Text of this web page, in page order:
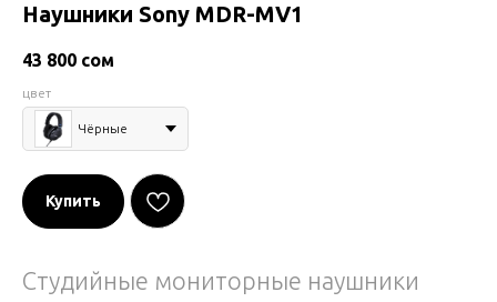
Наушники Sony MDR-MV1
43 800 сом
цвет
Чёрные
Купить
Студийные мониторные наушники